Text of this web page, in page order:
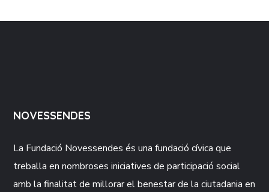
NOVESSENDES
La Fundació Novessendes és una fundació cívica que
treballa en nombroses iniciatives de participació social
amb la finalitat de millorar el benestar de la ciutadania en